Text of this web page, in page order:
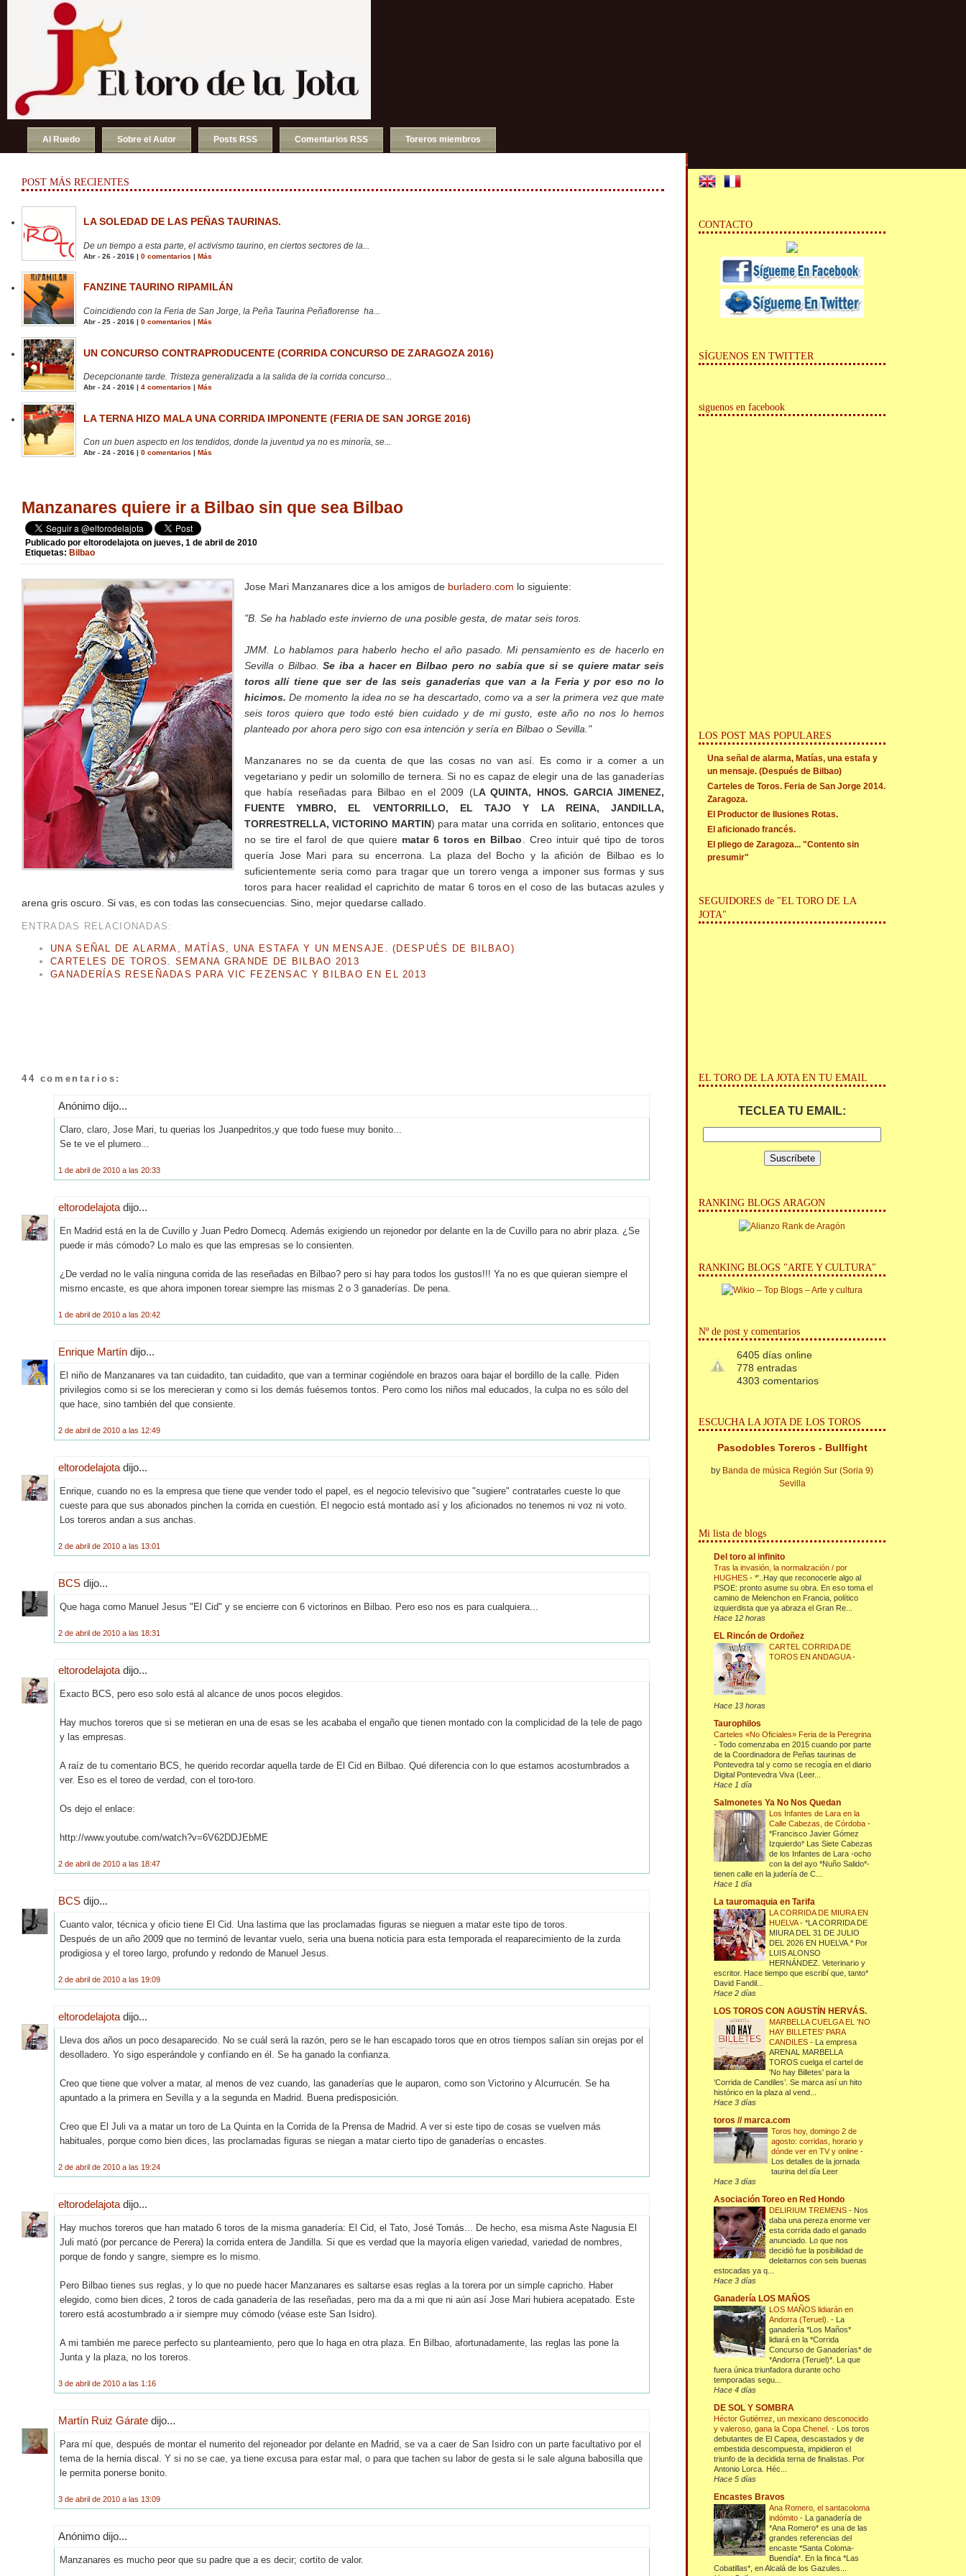
Al Ruedo Sobre el Autor Posts RSS Comentarios RSS Toreros miembros
POST MÁS RECIENTES
LA SOLEDAD DE LAS PEÑAS TAURINAS.
De un tiempo a esta parte, el activismo taurino, en ciertos sectores de la...
Abr - 26 - 2016 | 0 comentarios | Más
FANZINE TAURINO RIPAMILÁN
Coincidiendo con la Feria de San Jorge, la Peña Taurina Peñaflorense ha...
Abr - 25 - 2016 | 0 comentarios | Más
UN CONCURSO CONTRAPRODUCENTE (CORRIDA CONCURSO DE ZARAGOZA 2016)
Decepcionante tarde. Tristeza generalizada a la salida de la corrida concurso...
Abr - 24 - 2016 | 4 comentarios | Más
LA TERNA HIZO MALA UNA CORRIDA IMPONENTE (FERIA DE SAN JORGE 2016)
Con un buen aspecto en los tendidos, donde la juventud ya no es minoría, se...
Abr - 24 - 2016 | 0 comentarios Más
Manzanares quiere ir a Bilbao sin que sea Bilbao
Publicado por eltorodelajota on jueves, 1 de abril de 2010
Etiquetas: Bilbao
Jose Mari Manzanares dice a los amigos de burladero.com lo siguiente:
"B. Se ha hablado este invierno de una posible gesta, de matar seis toros.
JMM. Lo hablamos para haberlo hecho el año pasado. Mi pensamiento es de hacerlo en
Sevilla o Bilbao.Se iba a hacer en Bilbao pero no sabía que si se quiere matar seis
toros allí tiene que ser de las seis ganaderías que van a la Feria y por eso no lo
hicimos. De momento la idea no se ha descartado, como va a ser la primera vez que mate
seis toros quiero que todo esté bien cuidado y de mi gusto, este año no nos lo hemos
planteado por ahora pero sigo con esa intención y sería en Bilbao o Sevilla."
Manzanares no se da cuenta de que las cosas no van así. Es como ir a comer a un
vegetariano y pedir un solomillo de ternera. Si no es capaz de elegir una de las ganaderías
que había reseñadas para Bilbao en el 2009 (L A QUINTA, HNOS. GARCIA JIMENEZ,
FUENTE YMBRO, EL VENTORRILLO, EL TAJO Y LA REINA, JANDILLA,
TORRESTRELLA, VICTORINO MARTIN) para matar una corrida en solitario, entonces que
no se tire el farol de que quiere matar 6 toros en Bilbao . Creo intuir qué tipo de toros
quería Jose Mari para su encerrona. La plaza del Bocho y la afición de Bilbao es lo
suficientemente seria como para tragar que un torero venga a imponer sus formas y sus
toros para hacer realidad el caprichito de matar 6 toros en el coso de las butacas azules y
arena gris oscuro. Si vas, es con todas las consecuencias. Sino, mejor quedarse callado.
ENTRADAS RELACIONADAS:
UNA SEÑAL DE ALARMA, MATÍAS, UNA ESTAFA Y UN MENSAJE. (DESPUÉS DE BILBAO)
CARTELES DE TOROS. SEMANA GRANDE DE BILBAO 2013
GANADERÍAS RESEÑADAS PARA VIC FEZENSAC Y BILBAO EN EL 2013
44 comentarios:
Anónimo dijo...
Claro, claro, Jose Mari, tu querias los Juanpedritos,y que todo fuese muy bonito...
Se te ve el plumero...
1 de abril de 2010 a las 20:33
eltorodelajota dijo...
En Madrid está en la de Cuvillo y Juan Pedro Domecq. Además exigiendo un rejonedor por delante en la de Cuvillo para no abrir plaza. ¿Se
puede ir más cómodo? Lo malo es que las empresas se lo consienten.
¿De verdad no le valía ninguna corrida de las reseñadas en Bilbao? pero si hay para todos los gustos!!! Ya no es que quieran siempre el
mismo encaste, es que ahora imponen torear siempre las mismas 2 o 3 ganaderías. De pena.
1 de abril de 2010 a las 20:42
Enrique Martín dijo...
El niño de Manzanares va tan cuidadito, tan cuidadito, que van a terminar cogiéndole en brazos oara bajar el bordillo de la calle. Piden
privilegios como si se los merecieran y como si los demás fuésemos tontos. Pero como los niños mal educados, la culpa no es sólo del
que hace, sino también del que consiente.
2 de abril de 2010 a las 12:49
eltorodelajota dijo...
Enrique, cuando no es la empresa que tiene que vender todo el papel, es el negocio televisivo que "sugiere" contratarles cueste lo que
cueste para que sus abonados pinchen la corrida en cuestión. El negocio está montado así y los aficionados no tenemos ni voz ni voto.
Los toreros andan a sus anchas.
2 de abril de 2010 a las 13:01
BCS dijo...
Que haga como Manuel Jesus "El Cid" y se encierre con 6 victorinos en Bilbao. Pero eso nos es para cualquiera...
2 de abril de 2010 a las 18:31
eltorodelajota dijo...
Exacto BCS, pero eso solo está al alcance de unos pocos elegidos.
Hay muchos toreros que si se metieran en una de esas se les acababa el engaño que tienen montado con la complicidad de la tele de pago
y las empresas.
A raíz de tu comentario BCS, he querido recordar aquella tarde de El Cid en Bilbao. Qué diferencia con lo que estamos acostumbrados a
ver. Eso es el toreo de verdad, con el toro-toro.
Os dejo el enlace:
http://www.youtube.com/watch?v=6V62DDJEbME
2 de abril de 2010 a las 18:47
BCS dijo...
Cuanto valor, técnica y oficio tiene El Cid. Una lastima que las proclamadas figuras se nieguen a matar este tipo de toros.
Después de un año 2009 que no terminó de levantar vuelo, seria una buena noticia para esta temporada el reaparecimiento de la zurda
prodigiosa y el toreo largo, profundo y redondo de Manuel Jesus.
2 de abril de 2010 a las 19:09
eltorodelajota dijo...
Lleva dos años un poco desaparecido. No se cuál será la razón, pero se le han escapado toros que en otros tiempos salían sin orejas por el
desolladero. Yo sigo esperándole y confíando en él. Se ha ganado la confianza.
Creo que tiene que volver a matar, al menos de vez cuando, las ganaderías que le auparon, como son Victorino y Alcurrucén. Se ha
apuntado a la primera en Sevilla y a la segunda en Madrid. Buena predisposición.
Creo que El Juli va a matar un toro de La Quinta en la Corrida de la Prensa de Madrid. A ver si este tipo de cosas se vuelven más
habituales, porque como bien dices, las proclamadas figuras se niegan a matar cierto tipo de ganaderías o encastes.
2 de abril de 2010 a las 19:24
eltorodelajota dijo...
Hay muchos toreros que han matado 6 toros de la misma ganadería: El Cid, el Tato, José Tomás... De hecho, esa misma Aste Nagusia El
Juli mató (por percance de Perera) la corrida entera de Jandilla. Si que es verdad que la mayoría eligen variedad, variedad de nombres,
porque de fondo y sangre, siempre es lo mismo.
Pero Bilbao tienes sus reglas, y lo que no puede hacer Manzanares es saltarse esas reglas a la torera por un simple capricho. Haber
elegido, como bien dices, 2 toros de cada ganadería de las reseñadas, pero ma da a mi que ni aún así Jose Mari hubiera acepatado. Este
torero está acostumbrado a ir siempre muy cómodo (véase este San Isidro).
A mi también me parece perfecto su planteamiento, pero que lo haga en otra plaza. En Bilbao, afortunadamente, las reglas las pone la
Junta y la plaza, no los toreros.
3 de abril de 2010 a las 1:16
Martín Ruiz Gárate dijo...
Para mí que, después de montar el numerito del rejoneador por delante en Madrid, se va a caer de San Isidro con un parte facultativo por el
tema de la hernia discal. Y si no se cae, ya tiene excusa para estar mal, o para que tachen su labor de gesta si le sale alguna babosilla que
le permita ponerse bonito.
3 de abril de 2010 a las 13:09
Anónimo dijo...
Manzanares es mucho peor que su padre que a es decir; cortito de valor.
CONTACTO
SÍGUENOS EN TWITTER
siguenos en facebook
LOS POST MAS POPULARES
Una señal de alarma, Matías, una estafa y
un mensaje. (Después de Bilbao)
Carteles de Toros. Feria de San Jorge 2014.
Zaragoza.
El Productor de Ilusiones Rotas.
El aficionado francés.
El pliego de Zaragoza... "Contento sin
presumir"
SEGUIDORES de "EL TORO DE LA
JOTA"
EL TORO DE LA JOTA EN TU EMAIL
TECLEA TU EMAIL:
RANKING BLOGS ARAGON
RANKING BLOGS "ARTE Y CULTURA"
Nº de post y comentarios
6405 días online
778 entradas
4303 comentarios
ESCUCHA LA JOTA DE LOS TOROS
Pasodobles Toreros - Bullfight
by Banda de música Región Sur (Soria 9)
Sevilla
Mi lista de blogs
Del toro al infinito
Tras la invasión, la normalización / por
HUGHES-*'..Hay que reconocerle algo al
PSOE: pronto asume su obra. En eso toma el
camino de Melenchon en Francia, político
izquierdista que ya abraza el Gran Re...
Hace 12 horas
EL Rincón de Ordoñez
CARTEL CORRIDA DE
TOROS EN ANDAGUA-
Hace 13 horas
Taurophilos
Carteles «No Oficiales» Feria de la Peregrina
-Todo comenzaba en 2015 cuando por parte
de la Coordinadora de Peñas taurinas de
Pontevedra tal y como se recogía en el diario
Digital Pontevedra Viva (Leer...
Hace 1 día
Salmonetes Ya No Nos Quedan
Los Infantes de Lara en la
Calle Cabezas, de Córdoba-
*Francisco Javier Gómez
Izquierdo* Las Siete Cabezas
de los Infantes de Lara -ocho
con la del ayo *Nuño Salido*-
tienen calle en la judería de C...
Hace 1 día
La tauromaquia en Tarifa
LA CORRIDA DE MIURA EN
HUELVA-*LA CORRIDA DE
MIURA DEL 31 DE JULIO
DEL 2026 EN HUELVA.* Por
LUIS ALONSO
HERNÁNDEZ. Veterinario y
escritor. Hace tiempo que escribí que, tanto*
David Fandil...
Hace 2 días
LOS TOROS CON AGUSTÍN HERVÁS.
MARBELLA CUELGA EL 'NO
HAY BILLETES' PARA
CANDILES- La empresa
ARENAL MARBELLA
TOROS cuelga el cartel de
'No hay Billetes' para la
‘Corrida de Candiles’. Se marca así un hito
histórico en la plaza al vend...
Hace 3 días
toros // marca.com
Toros hoy, domingo 2 de
agosto: corridas, horario y
dónde ver en TV y online-
Los detalles de la jornada
taurina del día Leer
Hace 3 días
Asociación Toreo en Red Hondo
DELIRIUM TREMENS- Nos
daba una pereza enorme ver
esta corrida dado el ganado
anunciado. Lo que nos
decidió fue la posibilidad de
deleitarnos con seis buenas
estocadas ya q...
Hace 3 días
Ganadería LOS MAÑOS
LOS MAÑOS lidiarán en
Andorra (Teruel).- La
ganadería *Los Maños*
lidiará en la *Corrida
Concurso de Ganaderías* de
*Andorra (Teruel)*. La que
fuera única triunfadora durante ocho
temporadas segu...
Hace 4 días
DE SOL Y SOMBRA
Héctor Gutiérrez, un mexicano desconocido
y valeroso, gana la Copa Chenel.- Los toros
debutantes de El Capea, descastados y de
embestida descompuesta, impidieron el
triunfo de la decidida terna de finalistas. Por
Antonio Lorca. Héc...
Hace 5 días
Encastes Bravos
Ana Romero, el santacoloma
indómito- La ganadería de
*Ana Romero* es una de las
grandes referencias del
encaste *Santa Coloma-
Buendía*. En la finca *Las
Cobatillas*, en Alcalá de los Gazules...